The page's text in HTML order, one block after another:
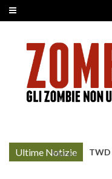
Ultime Notizie
More »